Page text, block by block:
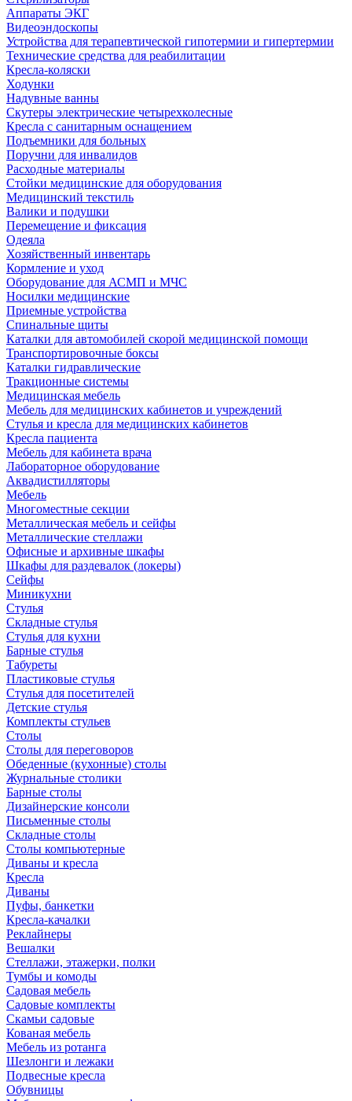
Аппараты ЭКГ
Видеоэндоскопы
Устройства для терапевтической гипотермии и гипертермии
Технические средства для реабилитации
Кресла-коляски
Ходунки
Надувные ванны
Скутеры электрические четырехколесные
Кресла с санитарным оснащением
Подъемники для больных
Поручни для инвалидов
Расходные материалы
Стойки медицинские для оборудования
Медицинский текстиль
Валики и подушки
Перемещение и фиксация
Одеяла
Хозяйственный инвентарь
Кормление и уход
Оборудование для АСМП и МЧС
Носилки медицинские
Приемные устройства
Спинальные щиты
Каталки для автомобилей скорой медицинской помощи
Транспортировочные боксы
Каталки гидравлические
Тракционные системы
Медицинская мебель
Мебель для медицинских кабинетов и учреждений
Стулья и кресла для медицинских кабинетов
Кресла пациента
Мебель для кабинета врача
Лабораторное оборудование
Аквадистилляторы
Мебель
Многоместные секции
Металлическая мебель и сейфы
Металлические стеллажи
Офисные и архивные шкафы
Шкафы для раздевалок (локеры)
Сейфы
Миникухни
Стулья
Складные стулья
Стулья для кухни
Барные стулья
Табуреты
Пластиковые стулья
Стулья для посетителей
Детские стулья
Комплекты стульев
Столы
Столы для переговоров
Обеденные (кухонные) столы
Журнальные столики
Барные столы
Дизайнерские консоли
Письменные столы
Складные столы
Столы компьютерные
Диваны и кресла
Кресла
Диваны
Пуфы, банкетки
Кресла-качалки
Реклайнеры
Вешалки
Стеллажи, этажерки, полки
Тумбы и комоды
Садовая мебель
Садовые комплекты
Скамьи садовые
Кованая мебель
Мебель из ротанга
Шезлонги и лежаки
Подвесные кресла
Обувницы